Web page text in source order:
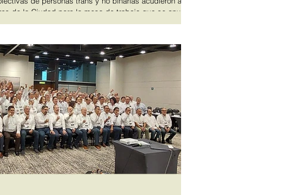
de la Ciudad para la mesa de trabajo que se anunció
capitalino. Victoria Sámano directora
Nacional cuando estaban en plantón en la Secretaría
lesionadas dos de sus compañeras, una con